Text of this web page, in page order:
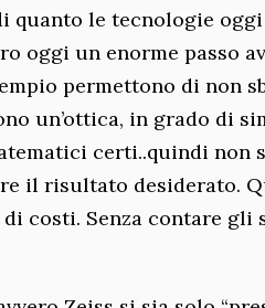
quanto le tecnologie
oggi un enorme passo
permettono di non
un’ottica, in grado di
certi..quindi
il risultato desiderato.
costi. Senza contare gli